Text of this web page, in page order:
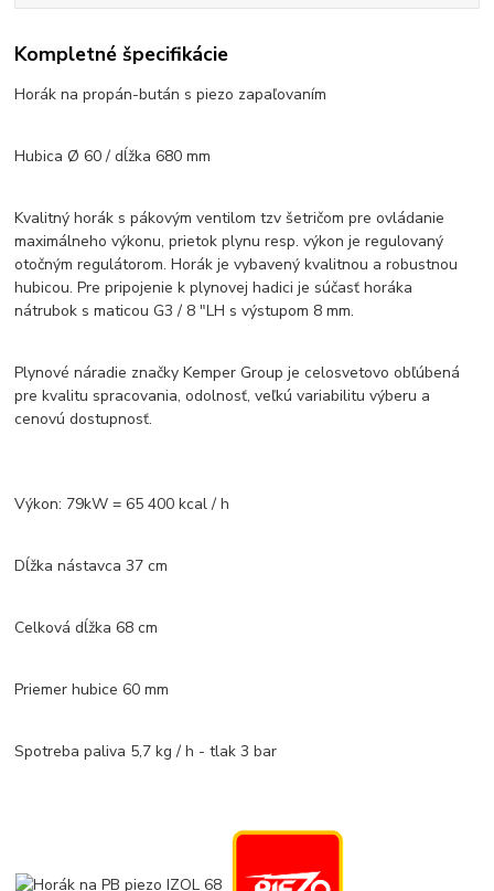
Kompletné špecifikácie
Horák na propán-bután s piezo zapaľovaním
Hubica Ø 60 / dĺžka 680 mm
Kvalitný horák s pákovým ventilom tzv šetričom pre ovládanie
maximálneho výkonu, prietok plynu resp. výkon je regulovaný
otočným regulátorom. Horák je vybavený kvalitnou a robustnou
hubicou. Pre pripojenie k plynovej hadici je súčasť horáka
nátrubok s maticou G3 / 8 "LH s výstupom 8 mm.
Plynové náradie značky Kemper Group je celosvetovo obľúbená
pre kvalitu spracovania, odolnosť, veľkú variabilitu výberu a
cenovú dostupnosť.
Výkon: 79kW = 65 400 kcal / h
Dĺžka nástavca 37 cm
Celková dĺžka 68 cm
Priemer hubice 60 mm
Spotreba paliva 5,7 kg / h - tlak 3 bar